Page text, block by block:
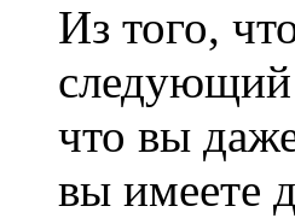
Из того,
следующий
что вы
вы имеете